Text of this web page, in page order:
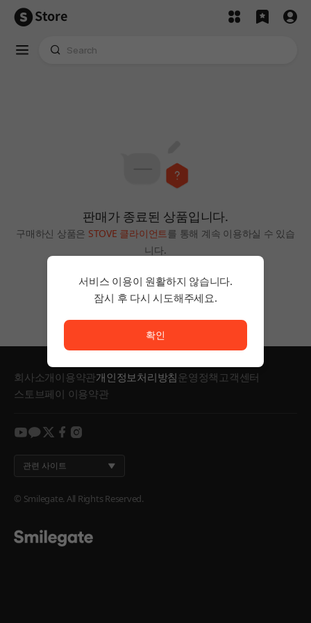
Store
판매가 종료된 상품입니다.
구매하신 상품은 STOVE 클라이언트를 통해 계속 이용하실 수 있습
니다.
홈으로
회사소개이용약관개인정보처리방침운영정책 고객센터
스토브페이 이용약관
youtube
kakaotwitterfacebook
instagram
관련 사이트
© Smilegate. All Rights Reserved.
서비스 이용이 원활하지 않습니다.
잠시 후 다시 시도해주세요.
확인